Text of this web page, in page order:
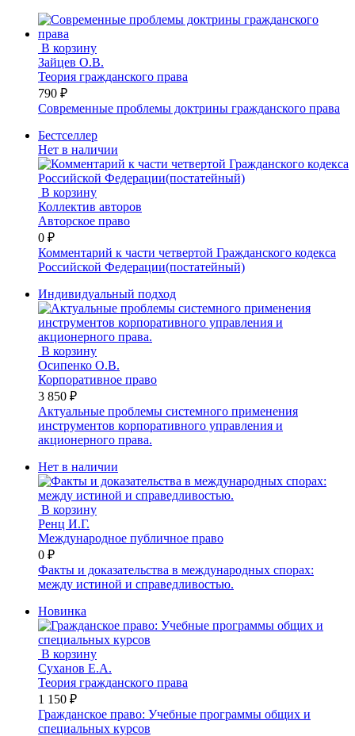
В корзину
Зайцев О.В.
Теория гражданского права
790 ₽
Современные проблемы доктрины гражданского права
Бестселлер
Нет в наличии
В корзину
Коллектив авторов
Авторское право
0 ₽
Комментарий к части четвертой Гражданского кодекса
Российской Федерации(постатейный)
Индивидуальный подход
В корзину
Осипенко О.В.
Корпоративное право
3 850 ₽
Актуальные проблемы системного применения
инструментов корпоративного управления и
акционерного права.
Нет в наличии
В корзину
Ренц И.Г.
Международное публичное право
0 ₽
Факты и доказательства в международных спорах:
между истиной и справедливостью.
Новинка
В корзину
Суханов Е.А.
Теория гражданского права
1 150 ₽
Гражданское право: Учебные программы общих и
специальных курсов